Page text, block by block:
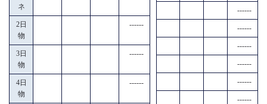
ネ
2日
物
------
3日
物
------
4日
物
------
------
------
------
------
------
------